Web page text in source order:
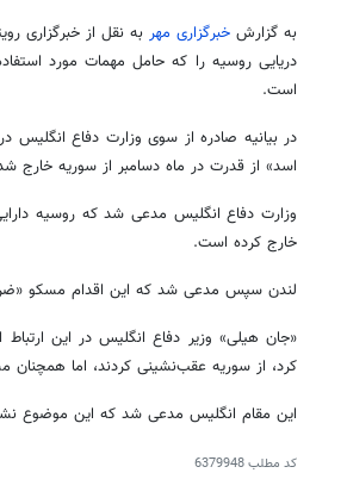
به گزارشخبرگزاری مهر
دریایی روسیه را که حامل مهمات مورد
است.
در بیانیه صادره از سوی وزارت دفاع
اسد» از قدرت در ماه دسامبر از سوریه خارج
وزارت دفاع انگلیس مدعی شد که روسیه
خارج کرده است.
لندن سپس مدعی شد که این اقدام مسکو
«جان هیلی» وزیر دفاع انگلیس در این
کرد، از سوریه عقب‌نشینی کردند، اما همچنان
این مقام انگلیس مدعی شد که این موضوع
کد مطلب6379948